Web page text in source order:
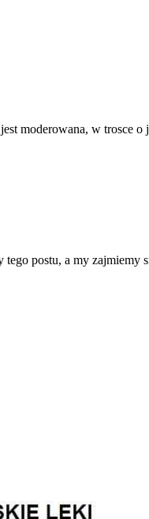
moderowana, w trosce
postu, a my zajmiemy